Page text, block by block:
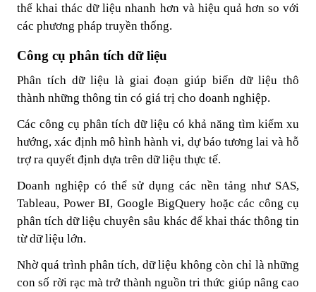
thể khai thác dữ liệu nhanh hơn và hiệu quả hơn so với
các phương pháp truyền thống.
Công cụ phân tích dữ liệu
Phân tích dữ liệu là giai đoạn giúp biến dữ liệu thô
thành những thông tin có giá trị cho doanh nghiệp.
Các công cụ phân tích dữ liệu có khả năng tìm kiếm xu
hướng, xác định mô hình hành vi, dự báo tương lai và hỗ
trợ ra quyết định dựa trên dữ liệu thực tế.
Doanh nghiệp có thể sử dụng các nền tảng như SAS,
Tableau, Power BI, Google BigQuery hoặc các công cụ
phân tích dữ liệu chuyên sâu khác để khai thác thông tin
từ dữ liệu lớn.
Nhờ quá trình phân tích, dữ liệu không còn chỉ là những
con số rời rạc mà trở thành nguồn tri thức giúp nâng cao